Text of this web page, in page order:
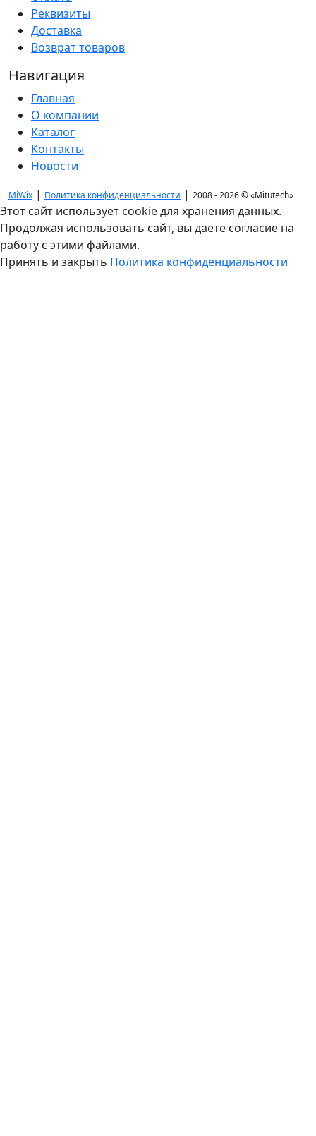
Реквизиты
Доставка
Возврат товаров
Навигация
Главная
О компании
Каталог
Контакты
Новости
MiWix | Политика конфиденциальности | 2008 - 2026 ©«Mitutech»
Этот сайт использует cookie для хранения данных.
Продолжая использовать сайт, вы даете согласие на
работу с этими файлами.
Принять и закрыть Политика конфиденциальности